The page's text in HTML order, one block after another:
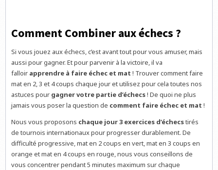
Comment Combiner aux échecs ?
Si vous jouez aux échecs, c’est avant tout pour vous amuser, mais
aussi pour gagner. Et pour parvenir à la victoire, il va
falloir apprendre à faire échec et mat ! Trouver comment faire
mat en 2, 3 et 4 coups chaque jour et utilisez pour cela toutes nos
astuces pour gagner votre partie d’échecs! De quoi ne plus
jamais vous poser la question de comment faire échec et mat !
Nous vous proposons chaque jour 3 exercices d’échecstirés
de tournois internationaux pour progresser durablement. De
difficulté progressive, mat en 2 coups en vert, mat en 3 coups en
orange et mat en 4 coups en rouge, nous vous conseillons de
vous concentrer pendant 5 minutes maximum sur chaque